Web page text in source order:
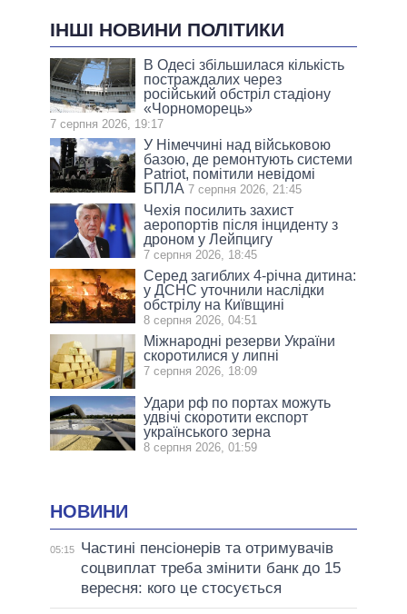
ІНШІ НОВИНИ ПОЛІТИКИ
В Одесі збільшилася кількість
постраждалих через
російський обстріл стадіону
«Чорноморець»
7 серпня 2026, 19:17
У Німеччині над військовою
базою, де ремонтують системи
Patriot, помітили невідомі
БПЛА 7 серпня 2026, 21:45
Чехія посилить захист
аеропортів після інциденту з
дроном у Лейпцигу
7 серпня 2026, 18:45
Серед загиблих 4-річна дитина:
у ДСНС уточнили наслідки
обстрілу на Київщині
8 серпня 2026, 04:51
Міжнародні резерви України
скоротилися у липні
7 серпня 2026, 18:09
Удари рф по портах можуть
удвічі скоротити експорт
українського зерна
8 серпня 2026, 01:59
НОВИНИ
05:15
Частині пенсіонерів та отримувачів
соцвиплат треба змінити банк до 15
вересня: кого це стосується